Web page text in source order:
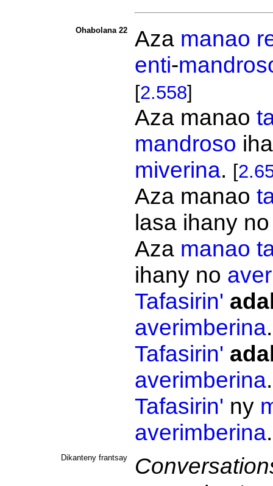
Ohabolana 22 Aza manao
enti-
[2.558]
Aza manao
mandroso
miverina. [
Aza manao
lasa ihany
Aza manao
ihany no
Tafasirin'
averimberina
Tafasirin'
averimberina
Tafasirin' ny
averimberina
Dikanteny frantsay